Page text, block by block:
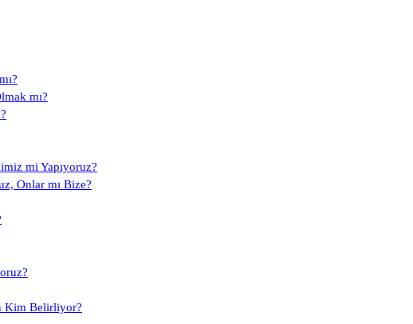
mı?
mi Yapıyoruz?
Onlar mı Bize?
Kim Belirliyor?